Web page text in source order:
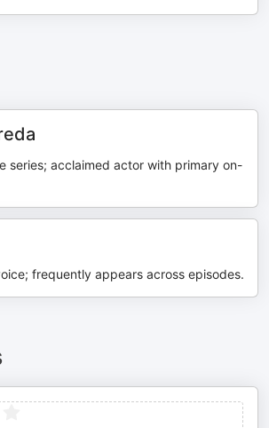
series; acclaimed actor with primary on-
frequently appears across episodes.